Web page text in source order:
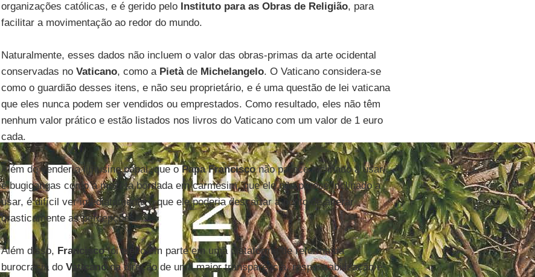
organizações católicas, e é gerido pelo Instituto para as Obras de Religião, para
facilitar a movimentação ao redor do mundo.
Naturalmente, esses dados não incluem o valor das obras-primas da arte ocidental
conservadas no Vaticano, como a Pietà de Michelangelo. O Vaticano considera-se
como o guardião desses itens, e não seu proprietário, e é uma questão de lei vaticana
que eles nunca podem ser vendidos ou emprestados. Como resultado, eles não têm
nenhum valor prático e estão listados nos livros do Vaticano com um valor de 1 euro
cada.
Além de vender a limusine papal, que oPapa Francisconão parece inclinado a usar,
e bugigangas como a mozeta bordada em carmesim, que ele não parece inclinado a
usar, é difícil ver imediatamente o que ele poderia descartar a ponto de alterar
drasticamente as percepções.
Além disso, Franciscofoi eleito em parte em uma plataforma de reforma da
burocracia do Vaticanona direção de uma maior transparência, responsabilização e